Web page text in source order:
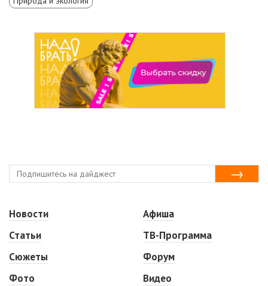
Новости
Статьи
Сюжеты
Фото
Афиша
ТВ-Программа
Форум
Видео